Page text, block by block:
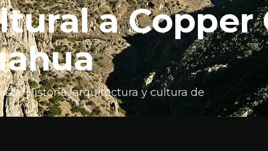
a Copper
Historia, arquitectura y cultura de